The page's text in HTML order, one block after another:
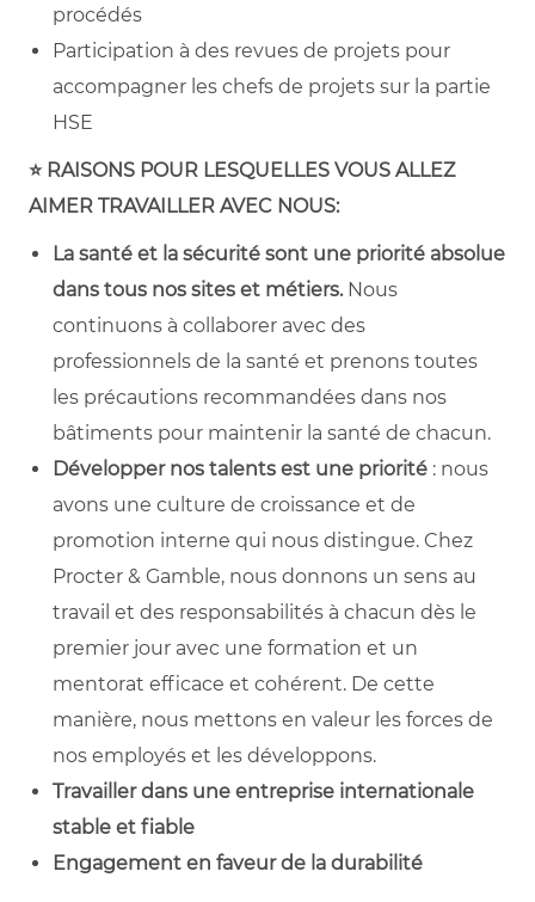
procédés
Participation à des revues de projets pour
accompagner les chefs de projets sur la partie
HSE
⭐ RAISONS POUR LESQUELLES VOUS ALLEZ
AIMER TRAVAILLER AVEC NOUS:
La santé et la sécurité sont une priorité absolue
dans tous nos sites et métiers. Nous
continuons à collaborer avec des
professionnels de la santé et prenons toutes
les précautions recommandées dans nos
bâtiments pour maintenir la santé de chacun.
Développer nos talents est une priorité : nous
avons une culture de croissance et de
promotion interne qui nous distingue. Chez
Procter & Gamble, nous donnons un sens au
travail et des responsabilités à chacun dès le
premier jour avec une formation et un
mentorat efficace et cohérent. De cette
manière, nous mettons en valeur les forces de
nos employés et les développons.
Travailler dans une entreprise internationale
stable et fiable
Engagement en faveur de la durabilité